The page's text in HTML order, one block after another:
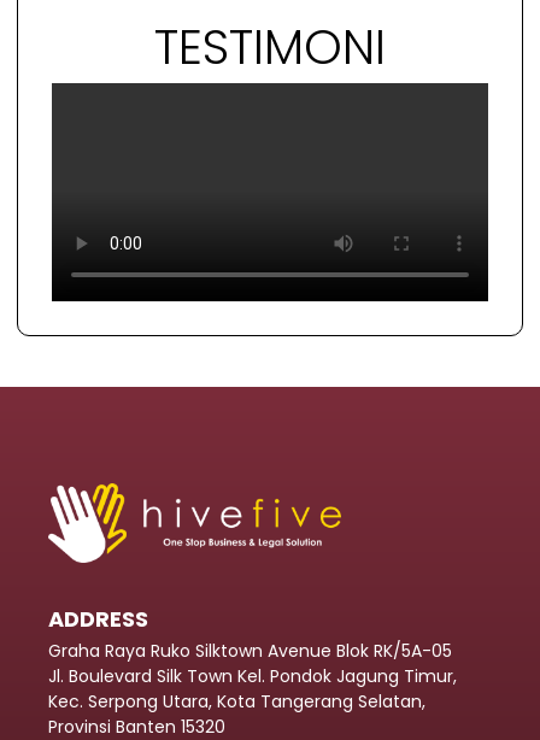
TESTIMONI
ADDRESS
Graha Raya Ruko Silktown Avenue Blok RK/5A-05
Jl. Boulevard Silk Town Kel. Pondok Jagung Timur,
Kec. Serpong Utara, Kota Tangerang Selatan,
Provinsi Banten 15320